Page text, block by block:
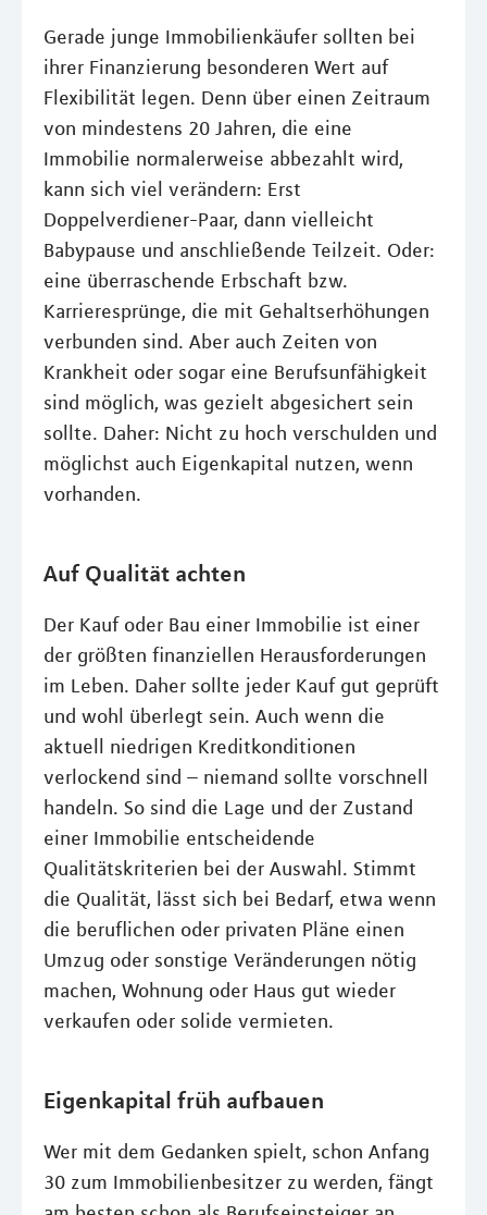
Gerade junge Immobilienkäufer sollten bei
ihrer Finanzierung besonderen Wert auf
Flexibilität legen. Denn über einen Zeitraum
von mindestens 20 Jahren, die eine
Immobilie normalerweise abbezahlt wird,
kann sich viel verändern: Erst
Doppelverdiener-Paar, dann vielleicht
Babypause und anschließende Teilzeit. Oder:
eine überraschende Erbschaft bzw.
Karrieresprünge, die mit Gehaltserhöhungen
verbunden sind. Aber auch Zeiten von
Krankheit oder sogar eine Berufsunfähigkeit
sind möglich, was gezielt abgesichert sein
sollte. Daher: Nicht zu hoch verschulden und
möglichst auch Eigenkapital nutzen, wenn
vorhanden.
Auf Qualität achten
Der Kauf oder Bau einer Immobilie ist einer
der größten finanziellen Herausforderungen
im Leben. Daher sollte jeder Kauf gut geprüft
und wohl überlegt sein. Auch wenn die
aktuell niedrigen Kreditkonditionen
verlockend sind – niemand sollte vorschnell
handeln. So sind die Lage und der Zustand
einer Immobilie entscheidende
Qualitätskriterien bei der Auswahl. Stimmt
die Qualität, lässt sich bei Bedarf, etwa wenn
die beruflichen oder privaten Pläne einen
Umzug oder sonstige Veränderungen nötig
machen, Wohnung oder Haus gut wieder
verkaufen oder solide vermieten.
Eigenkapital früh aufbauen
Wer mit dem Gedanken spielt, schon Anfang
30 zum Immobilienbesitzer zu werden, fängt